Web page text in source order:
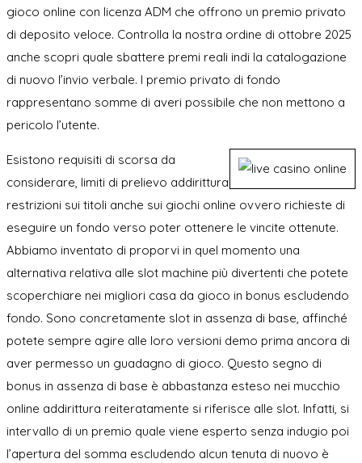
gioco online con licenza ADM che offrono un premio privato
di deposito veloce. Controlla la nostra ordine di ottobre 2025
anche scopri quale sbattere premi reali indi la catalogazione
di nuovo l’invio verbale. I premio privato di fondo
rappresentano somme di averi possibile che non mettono a
pericolo l’utente.
Esistono requisiti di scorsa da
considerare, limiti di prelievo addirittura
restrizioni sui titoli anche sui giochi online ovvero richieste di
eseguire un fondo verso poter ottenere le vincite ottenute.
Abbiamo inventato di proporvi in quel momento una
alternativa relativa alle slot machine più divertenti che potete
scoperchiare nei migliori casa da gioco in bonus escludendo
fondo. Sono concretamente slot in assenza di base, affinché
potete sempre agire alle loro versioni demo prima ancora di
aver permesso un guadagno di gioco. Questo segno di
bonus in assenza di base è abbastanza esteso nei mucchio
online addirittura reiteratamente si riferisce alle slot. Infatti, si
intervallo di un premio quale viene esperto senza indugio poi
l’apertura del somma escludendo alcun tenuta di nuovo è